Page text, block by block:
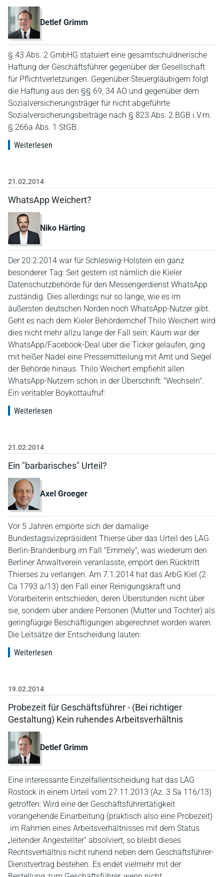
Detlef Grimm
§ 43 Abs. 2 GmbHG statuiert eine gesamtschuldnerische
Haftung der Geschäftsführer gegenüber der Gesellschaft
für Pflichtverletzungen. Gegenüber Steuergläubigern folgt
die Haftung aus den §§ 69, 34 AO und gegenüber dem
Sozialversicherungsträger für nicht abgeführte
Sozialversicherungsbeiträge nach § 823 Abs. 2 BGB i.V.m.
§ 266a Abs. 1 StGB.
Weiterlesen
21.02.2014
WhatsApp Weichert?
Niko Härting
Der 20.2.2014 war für Schleswig-Holstein ein ganz
besonderer Tag: Seit gestern ist nämlich die Kieler
Datenschutzbehörde für den Messengerdienst WhatsApp
zuständig. Dies allerdings nur so lange, wie es im
äußersten deutschen Norden noch WhatsApp-Nutzer gibt.
Geht es nach dem Kieler Behördernchef Thilo Weichert wird
dies nicht mehr allzu lange der Fall sein: Kaum war der
WhatsApp/Facebook-Deal über die Ticker gelaufen, ging
mit heißer Nadel eine Pressemitteilung mit Amt und Siegel
der Behörde hinaus. Thilo Weichert empfiehlt allen
WhatsApp-Nutzern schon in der Überschrift: "Wechseln".
Ein veritabler Boykottaufruf:
Weiterlesen
21.02.2014
Ein "barbarisches" Urteil?
Axel Groeger
Vor 5 Jahren empörte sich der damalige
Bundestagsvizepräsident Thierse über das Urteil des LAG
Berlin-Brandenburg im Fall "Emmely", was wiederum den
Berliner Anwaltverein veranlasste, empört den Rücktritt
Thierses zu verlangen. Am 7.1.2014 hat das ArbG Kiel (2
Ca 1793 a/13) den Fall einer Reinigungskraft und
Vorarbeiterin entschieden, deren Überstunden nicht über
sie, sondern über andere Personen (Mutter und Tochter) als
geringfügige Beschäftigungen abgerechnet worden waren.
Die Leitsätze der Entscheidung lauten:
Weiterlesen
19.02.2014
Probezeit für Geschäftsführer - (Bei richtiger
Gestaltung) Kein ruhendes Arbeitsverhältnis
Detlef Grimm
Eine interessante Einzelfallentscheidung hat das LAG
Rostock in einem Urteil vom 27.11.2013 (Az. 3 Sa 116/13)
getroffen: Wird eine der Geschäftsführertätigkeit
vorangehende Einarbeitung (praktisch also eine Probezeit)
im Rahmen eines Arbeitsverhältnisses mit dem Status
„leitender Angestellter“ absolviert, so bleibt dieses
Rechtsverhältnis nicht ruhend neben dem Geschäftsführer-
Dienstvertrag bestehen. Es endet vielmehr mit der